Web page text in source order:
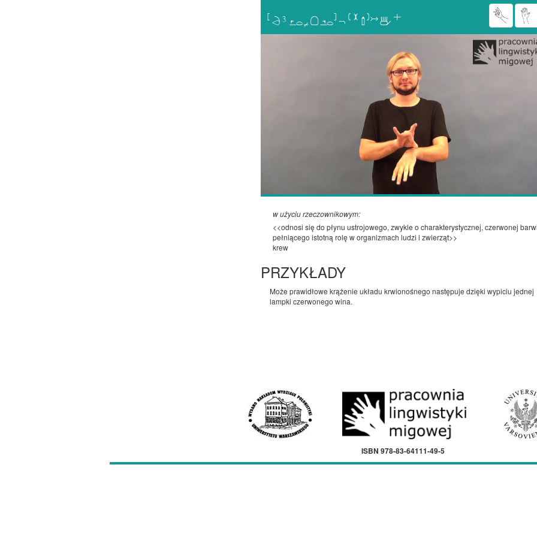

w użyciu rzeczownikowym:
<<odnosi się do płynu ustrojowego, zwykle o charakterystycznej, czerwonej
pełniącego istotną rolę w organizmach ludzi i zwierząt>>
krew
PRZYKŁADY
Może prawidłowe krążenie układu krwionośnego następuje dzięki wypiciu jednej
lampki czerwonego wina.
ISBN 978-83-64111-49-5